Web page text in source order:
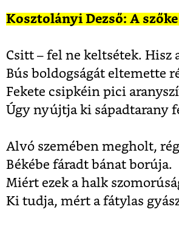
Kosztolányi Dezső: A
Csitt – fel ne keltsétek. Hisz
Bús boldogságát eltemette
Fekete csipkéin pici
Úgy nyújtja ki sápadtarany
Alvó szemében megholt,
Békébe fáradt bánat borúja.
Miért ezek a halk
Ki tudja, mért a fátylas